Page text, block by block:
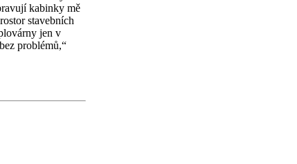
kabinky mě
stavebních
jen v
problémů,“